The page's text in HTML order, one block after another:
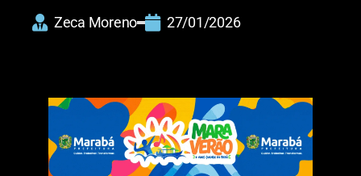
Zeca Moreno 27/01/2026